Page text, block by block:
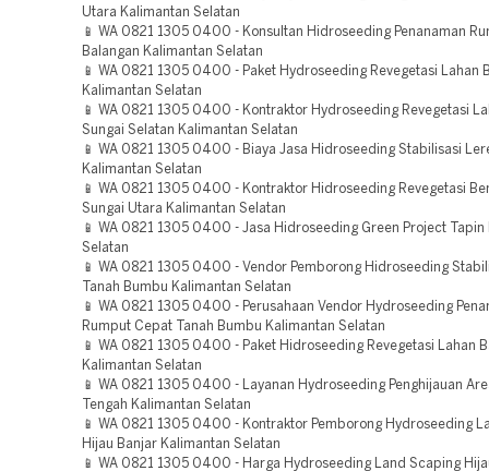
Utara Kalimantan Selatan
📱 WA 0821 1305 0400 - Konsultan Hidroseeding Penanaman
Balangan Kalimantan Selatan
📱 WA 0821 1305 0400 - Paket Hydroseeding Revegetasi Lahan
Kalimantan Selatan
📱 WA 0821 1305 0400 - Kontraktor Hydroseeding Revegetasi
Sungai Selatan Kalimantan Selatan
📱 WA 0821 1305 0400 - Biaya Jasa Hidroseeding Stabilisasi
Kalimantan Selatan
📱 WA 0821 1305 0400 - Kontraktor Hidroseeding Revegetasi
Sungai Utara Kalimantan Selatan
📱 WA 0821 1305 0400 - Jasa Hidroseeding Green Project Tapin
Selatan
📱 WA 0821 1305 0400 - Vendor Pemborong Hidroseeding
Tanah Bumbu Kalimantan Selatan
📱 WA 0821 1305 0400 - Perusahaan Vendor Hydroseeding
Rumput Cepat Tanah Bumbu Kalimantan Selatan
📱 WA 0821 1305 0400 - Paket Hidroseeding Revegetasi Lahan
Kalimantan Selatan
📱 WA 0821 1305 0400 - Layanan Hydroseeding Penghijauan
Tengah Kalimantan Selatan
📱 WA 0821 1305 0400 - Kontraktor Pemborong Hydroseeding
Hijau Banjar Kalimantan Selatan
📱 WA 0821 1305 0400 - Harga Hydroseeding Land Scaping